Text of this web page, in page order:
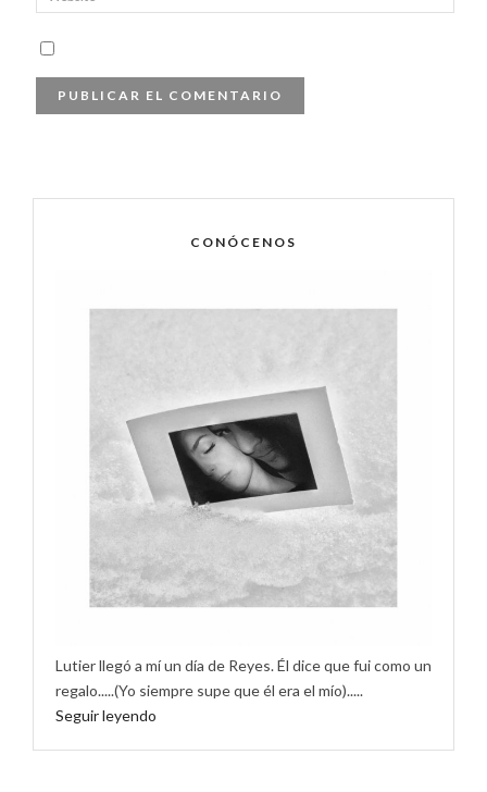
CONÓCENOS
Lutier llegó a mí un día de Reyes. Él dice que fui como un
regalo.....(Yo siempre supe que él era el mío).....
Seguir leyendo